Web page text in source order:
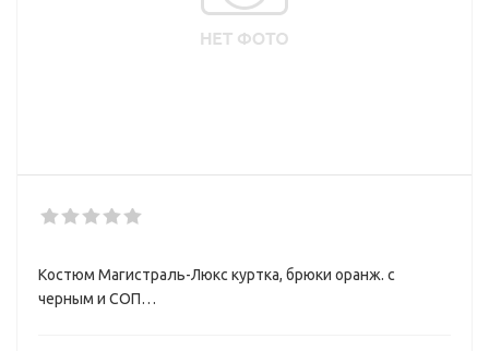
Костюм Магистраль-Люкс куртка, брюки оранж. с
черным и СОП